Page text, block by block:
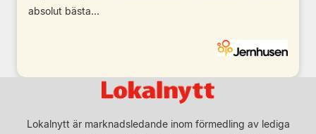
absolut bästa...
Lokalnytt är marknadsledande inom förmedling av lediga